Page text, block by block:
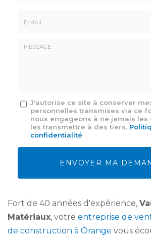
Message
J'autorise ce site à conserver
personnelles transmises via ce
nous engageons à ne jamais
les transmettre à des tiers.
confidentialité
Acceptation
*
ENVOYER MA
Fort de 40 années d'expérience,
Matériaux, votre entreprise de
de construction à Orange vous